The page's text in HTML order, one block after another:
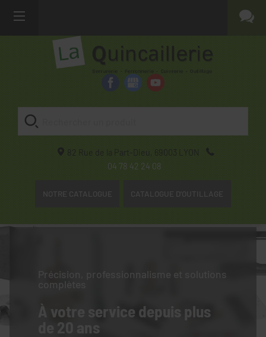
82 Rue de la Part-Dieu, 69003
LYON
04 78 42 24 08
NOTRE CATALOGUE CATALOGUE D'OUTILLAGE
Précision, professionnalisme et solutions
complètes
À votre service depuis plus
de 20 ans